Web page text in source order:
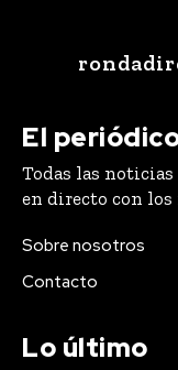
El
Todas las noticias
en directo con
Sobre nosotros
Contacto
Lo último